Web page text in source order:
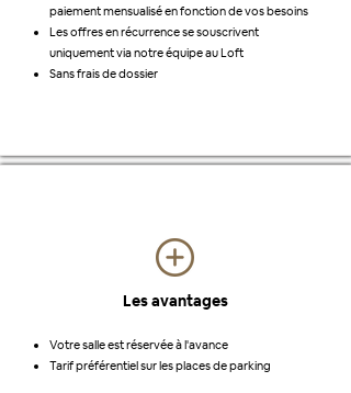
paiement mensualisé en fonction de vos besoins
Les offres en récurrence se souscrivent
uniquement via notre équipe au Loft
Sans frais de dossier
Les avantages
Votre salle est réservée à l'avance
Tarif préférentiel sur les places de parking